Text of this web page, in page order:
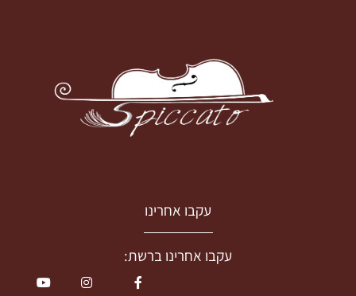
עקבו אחרינו
עקבו אחרינו ברשת: